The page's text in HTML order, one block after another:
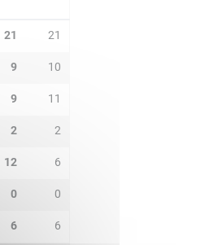
21 21
9 10
9 11
2 2
12 6
0 0
6 6